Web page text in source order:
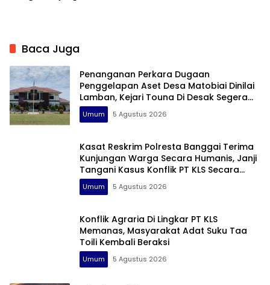
Baca Juga
Penanganan Perkara Dugaan
Penggelapan Aset Desa Matobiai Dinilai
Lamban, Kejari Touna Di Desak Segera
Limpahkan Berkas
Umum 5 Agustus 2026
Kasat Reskrim Polresta Banggai Terima
Kunjungan Warga Secara Humanis, Janji
Tangani Kasus Konflik PT KLS Secara
Profesional
Umum 5 Agustus 2026
Konflik Agraria Di Lingkar PT KLS
Memanas, Masyarakat Adat Suku Taa
Toili Kembali Beraksi
Umum 5 Agustus 2026